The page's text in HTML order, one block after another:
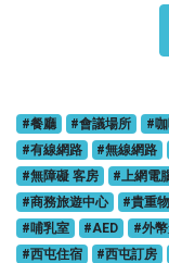
#餐廳 #會議場所 #
#有線網路
#無線網路
#無障礙 客房
#上網電
#商務旅遊中心
#貴重
#哺乳室
#AED #外
#西屯住宿
#西屯訂房